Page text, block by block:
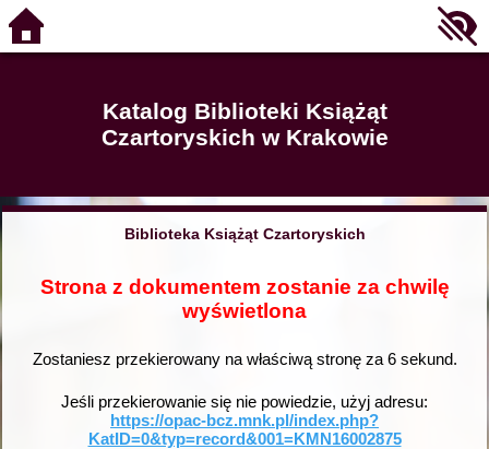
Katalog Biblioteki Książąt
Czartoryskich w Krakowie
Biblioteka Książąt Czartoryskich
Strona z dokumentem zostanie za chwilę
wyświetlona
Zostaniesz przekierowany na właściwą stronę za 6sekund.
Jeśli przekierowanie się nie powiedzie, użyj adresu:
https://opac-bcz.mnk.pl/index.php?
KatID=0&typ=record&001=KMN16002875